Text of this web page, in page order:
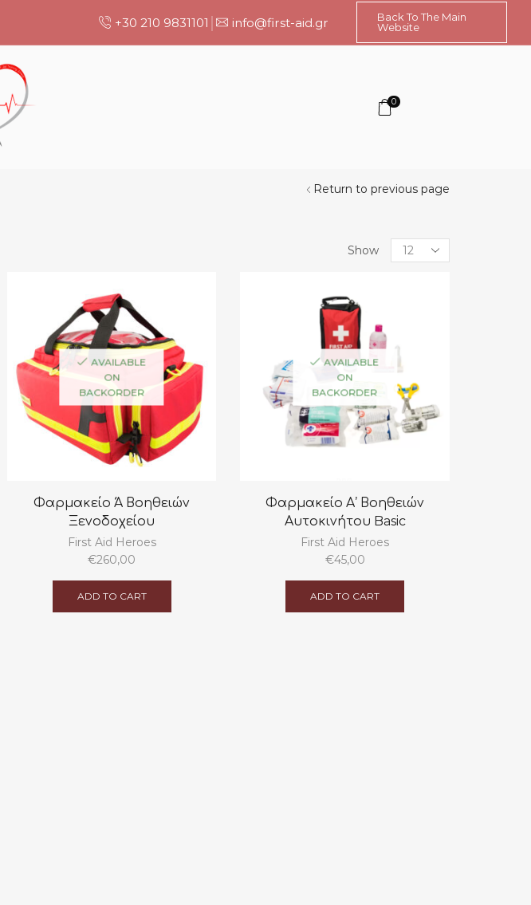
+30 210 9831101 info@first-aid.gr
Back To The Main
Website
0
Return to previous page
Show
Products
per
AVAILABLE
ON
BACKORDER
Φαρμακείο Ά Βοηθειών
Ξενοδοχείου
First Aid Heroes
€260,00
ADD TO CART
AVAILABLE
ON
BACKORDER
Φαρμακείο Α’ Βοηθειών
Αυτοκινήτου Basic
First Aid Heroes
€45,00
ADD TO CART